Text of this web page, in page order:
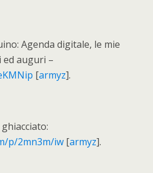
Agenda digitale, le mie
ed auguri –
[armyz].
p/2mn3m/iw [armyz].